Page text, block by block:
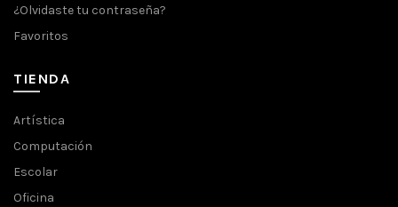
¿Olvidaste tu contraseña?
Favoritos
TIENDA
Artística
Computación
Escolar
Oficina